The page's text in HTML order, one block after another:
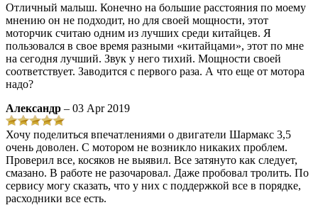
Отличный малыш. Конечно на большие расстояния по моему
мнению он не подходит, но для своей мощности, этот
моторчик считаю одним из лучших среди китайцев. Я
пользовался в свое время разными «китайцами», этот по мне
на сегодня лучший. Звук у него тихий. Мощности своей
соответствует. Заводится с первого раза. А что еще от мотора
надо?
Александр – 03 Apr 2019
Хочу поделиться впечатлениями о двигатели Шармакс 3,5
очень доволен. С мотором не возникло никаких проблем.
Проверил все, косяков не выявил. Все затянуто как следует,
смазано. В работе не разочаровал. Даже пробовал тролить. По
сервису могу сказать, что у них с поддержкой все в порядке,
расходники все есть.